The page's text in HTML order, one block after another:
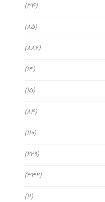
(34)
(85)
(886)
(14)
(15)
(84)
(110)
(229)
(332)
(11)